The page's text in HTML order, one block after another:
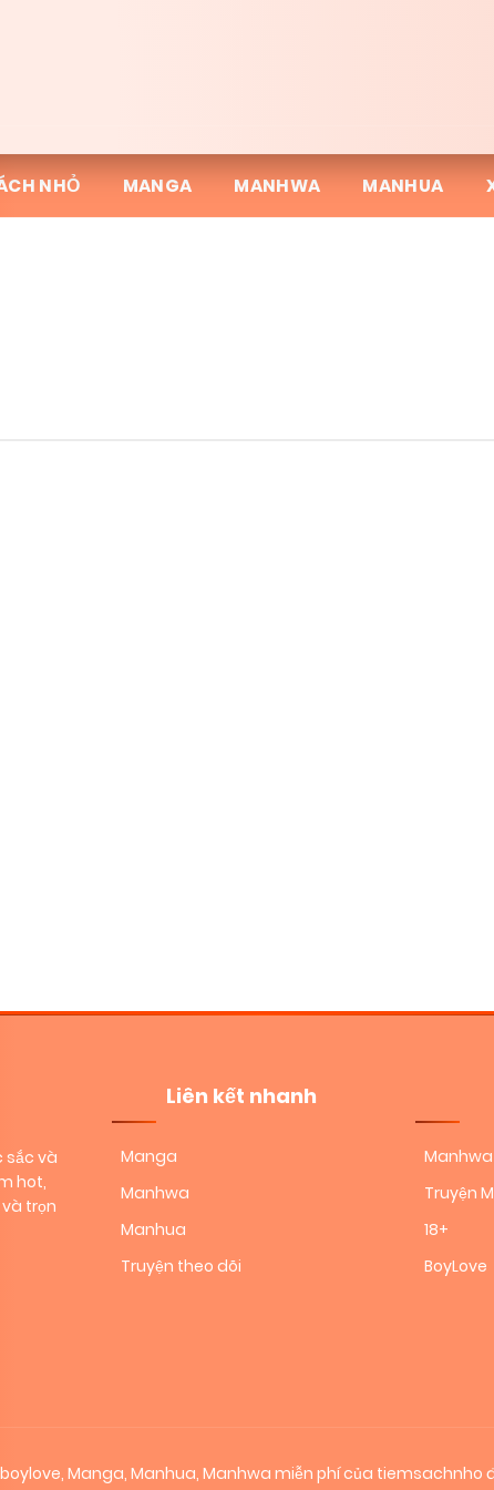
NHỎ MANGA MANHWA MANHUA
sắc và
hot,
trọn
Liên kết nhanh
Manga
Manhwa
Manhua
Truyện theo dõi
Manhwa
Truyện
18+
BoyLove
Manga, Manhua, Manhwa miễn phí của